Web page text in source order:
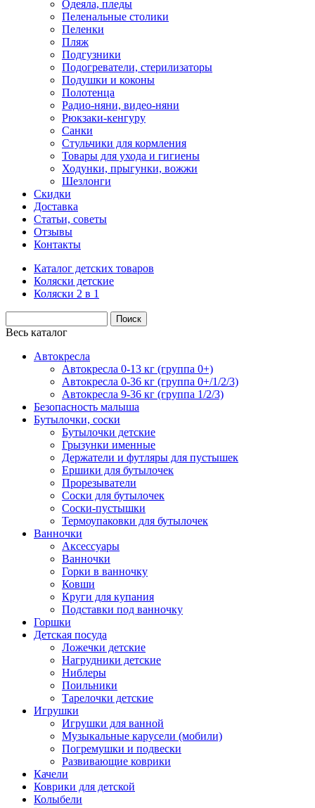
Одеяла, пледы
Пеленальные столики
Пеленки
Пляж
Подгузники
Подогреватели, стерилизаторы
Подушки и коконы
Полотенца
Радио-няни, видео-няни
Рюкзаки-кенгуру
Санки
Стульчики для кормления
Товары для ухода и гигиены
Ходунки, прыгунки, вожжи
Шезлонги
Скидки
Доставка
Статьи, советы
Отзывы
Контакты
Каталог детских товаров
Коляски детские
Коляски 2 в 1
Весь каталог
Автокресла
Автокресла 0-13 кг (группа 0+)
Автокресла 0-36 кг (группа 0+/1/2/3)
Автокресла 9-36 кг (группа 1/2/3)
Безопасность малыша
Бутылочки, соски
Бутылочки детские
Грызунки именные
Держатели и футляры для пустышек
Ершики для бутылочек
Прорезыватели
Соски для бутылочек
Соски-пустышки
Термоупаковки для бутылочек
Ванночки
Аксессуары
Ванночки
Горки в ванночку
Ковши
Круги для купания
Подставки под ванночку
Горшки
Детская посуда
Ложечки детские
Нагрудники детские
Ниблеры
Поильники
Тарелочки детские
Игрушки
Игрушки для ванной
Музыкальные карусели (мобили)
Погремушки и подвески
Развивающие коврики
Качели
Коврики для детской
Колыбели